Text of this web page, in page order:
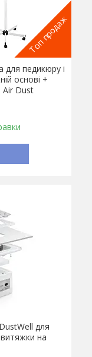
Топ продаж
для педикюру і
основі +
Air Dust
для
на